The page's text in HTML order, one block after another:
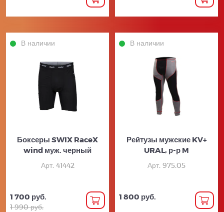
В наличии
Боксеры SWIX RaceX
wind муж. черный
Арт. 41442
1 700 руб.
1 990 руб.
В наличии
Рейтузы мужские KV+
URAL, р-р M
Арт. 975.05
1 800 руб.